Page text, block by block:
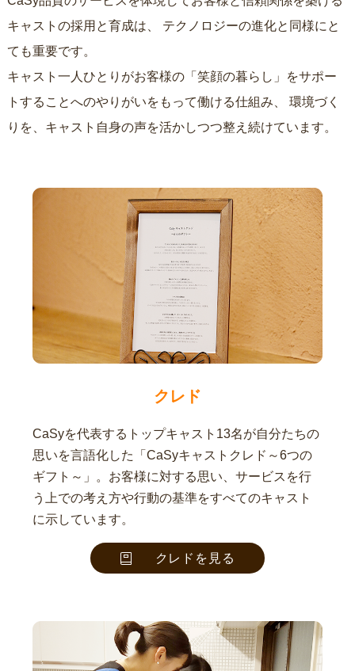
キャストの採用と育成は、
ても重要です。
キャスト一人ひとりがお客様の「笑顔の暮らし」をサポー
トすることへのやりがいをもって働ける仕組み、
りを、キャスト自身の声を活かしつつ整え続けています。
クレド
CaSyを代表するトップキャスト13名が自分たちの
思いを言語化した「CaSyキャストクレド～6つの
ギフト～」。お客様に対する思い、サービスを行
う上での考え方や行動の基準をすべてのキャスト
に示しています。
クレドを見る